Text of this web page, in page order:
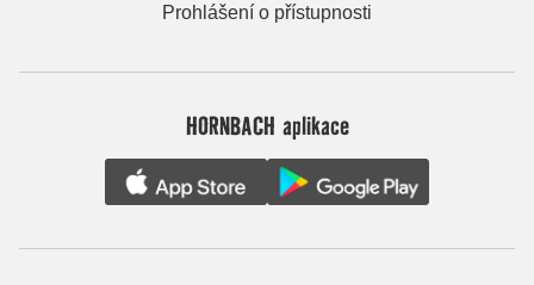
Prohlášení o přístupnosti
HORNBACH aplikace